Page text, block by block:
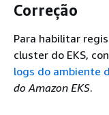
Correção
Para habilitar
cluster do EKS,
logs do ambiente
do Amazon EKS.